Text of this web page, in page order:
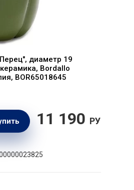
диаметр 19
Bordallo
BOR65018645
11 190 РУБ.